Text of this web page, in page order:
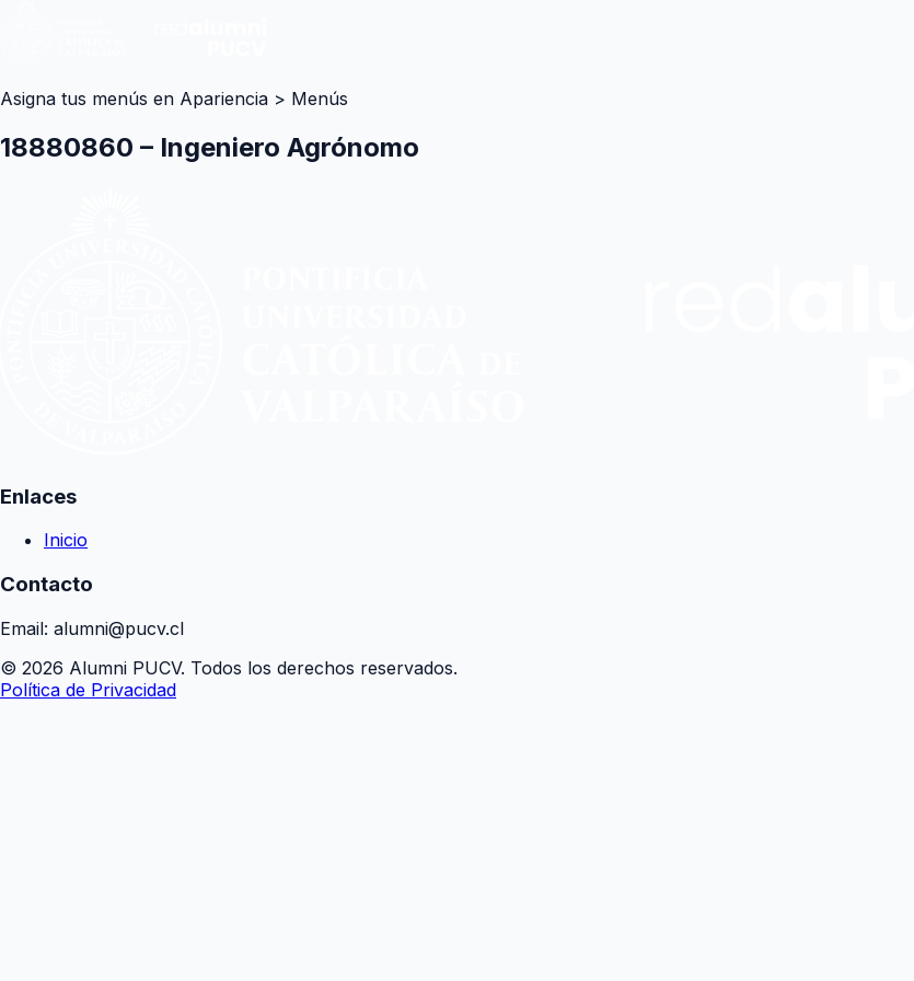
Asigna tus menús en Apariencia > Menús
18880860 – Ingeniero Agrónomo
Enlaces
Inicio
Contacto
Email: alumni@pucv.cl
© 2026 Alumni PUCV. Todos los derechos reservados.
Política de Privacidad